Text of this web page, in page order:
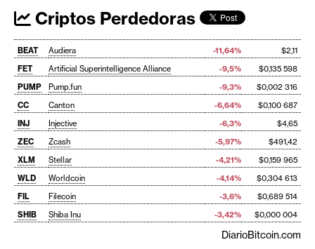
Criptos Perdedoras
BEAT Audiera -11,64%
$2,11
FET
Artificial Superintelligence Alliance -9,5%
$0,135 598
PUMP
Pump.fun -9,3%
$0,002 316
CC
Canton -6,64%
$0,100 687
INJ
Injective -6,3%
$4,65
ZEC
Zcash -5,97%
$491,42
XLM
Stellar -4,21%
$0,159 965
WLD
Worldcoin -4,14%
$0,304 613
FIL
Filecoin -3,6%
$0,689 514
SHIB
Shiba Inu -3,42% $0,000 004
DiarioBitcoin.com